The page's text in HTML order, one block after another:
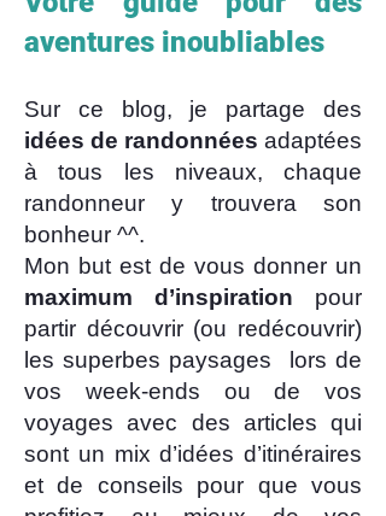
aventures inoubliables
Sur ce blog, je partage des
idées de randonnées adaptées
à tous les niveaux, chaque
randonneur y trouvera son
bonheur ^^.
Mon but est de vous donner un
maximum d’inspiration pour
partir découvrir (ou redécouvrir)
les superbes paysages lors de
vos week-ends ou de vos
voyages avec des articles qui
sont un mix d’idées d’itinéraires
et de conseils pour que vous